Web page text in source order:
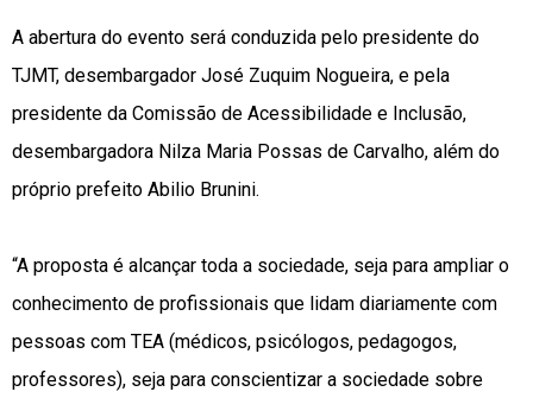
A abertura do evento será conduzida pelo presidente do
TJMT, desembargador José Zuquim Nogueira, e pela
presidente da Comissão de Acessibilidade e Inclusão,
desembargadora Nilza Maria Possas de Carvalho, além do
próprio prefeito Abilio Brunini.
“A proposta é alcançar toda a sociedade, seja para ampliar o
conhecimento de profissionais que lidam diariamente com
pessoas com TEA (médicos, psicólogos, pedagogos,
professores), seja para conscientizar a sociedade sobre